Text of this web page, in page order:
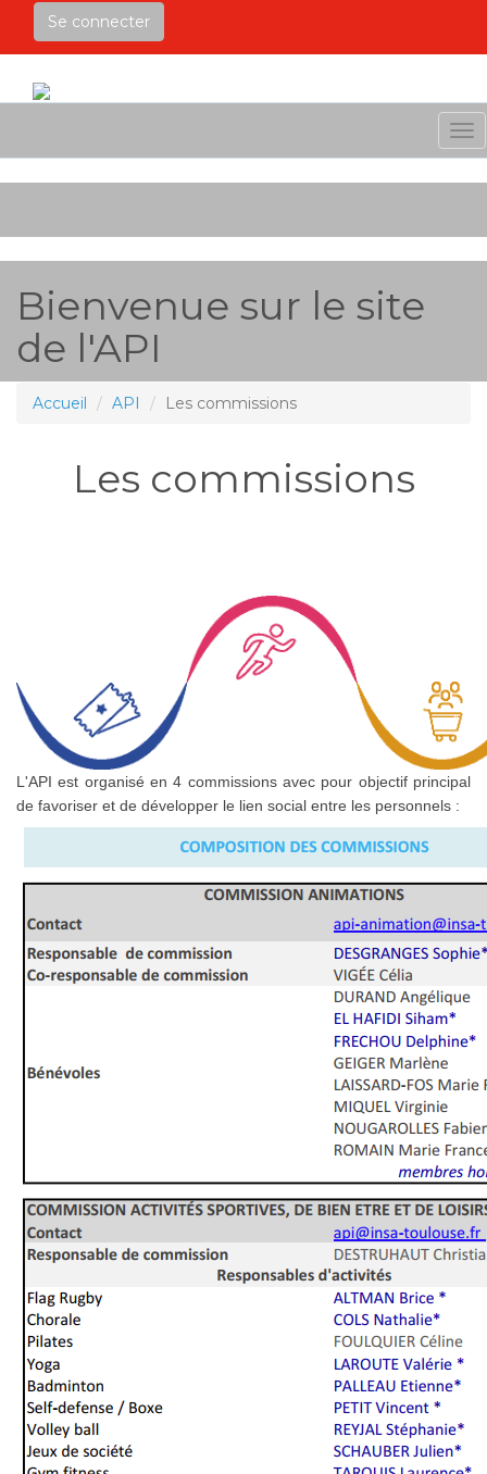
Se connecter
Bienvenue sur le site
de l'API
Accueil API Les commissions
Les commissions
L'API est organisé en 4 commissions avec pour objectif principal
de favoriser et de développer le lien social entre les personnels :